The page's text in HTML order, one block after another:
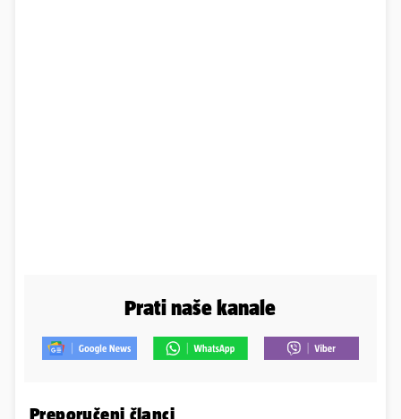
Prati naše kanale
Preporučeni članci